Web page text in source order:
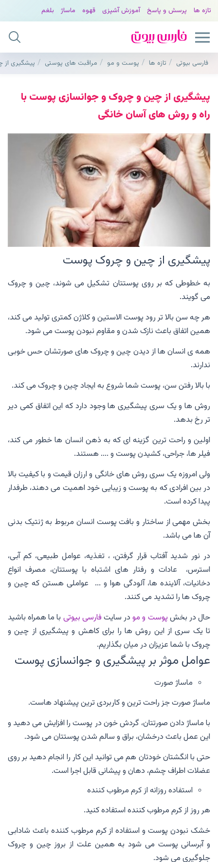
تازه ها پرسش و پاسخ آموزش آشپزی قهوه ماساژ بلغم
فارسی بیوتی تازه ها پوست و مو مراقبت های پوستی پیشگیری
پیشگیری از چین و چروک و جوانسازی پوست با
راه و روش های آسان خانگی
پیشگیری از چین و چروک پوست
به خطوطی که بر روی پوستتان تشکیل می شوند، چین و چروک
می گویند.
هر چه سن بالا تر رود پوست الاستین و کلاژن کمتری تولید می کند،
همین اتفاق باعث نازک شدن و مقاوم نبودن پوست می شود.
همه ی انسان ها از دیدن چین و چروک های صورتشان حس خوبی
ندارند.
با بالا رفتن سن، پوست شما شروع به ایجاد چین و چروک می کند.
روش ها و یک سری پیشگیری ها وجود دارد که این اتفاق کمی دیر
تر رخ بدهد.
اولین و راحت ترین گزینه ای که به ذهن انسان ها خطور می کند،
فیلر ها، جراحی، کشیدن پوست و .... هستند.
ولی امروزه یک سری روش های خانگی و ارزان قیمت و با کیفیت بالا
در بین افرادی که به پوست و زیبایی خود اهمیت می دهند، طرفدار
پیدا کرده است.
بخش مهمی از ساختار و بافت پوست انسان مربوط به ژنتیک بدنی
آن ها می باشد.
در نور شدید آفتاب قرار گرفتن، ، تغذیه، عوامل طبیعی، کم آبی،
استرس، عادات و رفتار های اشتباه با پوستتان، مصرف انواع
دخانیات، آلاینده ها، آلودگی هوا و ... عواملی هستن که چین و
چروک ها را تشدید می کنند.
حال در بخشپوست و مودر سایتفارسی بیوتی با ما همراه باشید
تا یک سری از این روش ها را برای کاهش و پیشگیری از چین و
چروک با شما عزیزان در میان بگذاریم.
عوامل موثر بر پیشگیری و جوانسازی پوست
ماساژ صورت
ماساژ صورت جز راحت ترین و کاربردی ترین پیشنهاد هاست.
با ماساژ دادن صورتتان، گردش خون در پوست را افزایش می دهید و
این عمل باعث درخشان، براق و سالم شدن پوستتان می شود.
حتی با انگشتان خودتان هم می توانید این کار را انجام دهید بر روی
عضلات اطراف چشم، دهان و پیشانی قابل اجرا است.
استفاده روزانه از کرم مرطوب کننده
هر روز از کرم مرطوب کننده استفاده کنید.
خشک نبودن پوست و استفاده از کرم مرطوب کننده باعث شادابی
و آبرسانی پوست می شود به همین علت از بروز چین و چروک
جلوگیری می شود.